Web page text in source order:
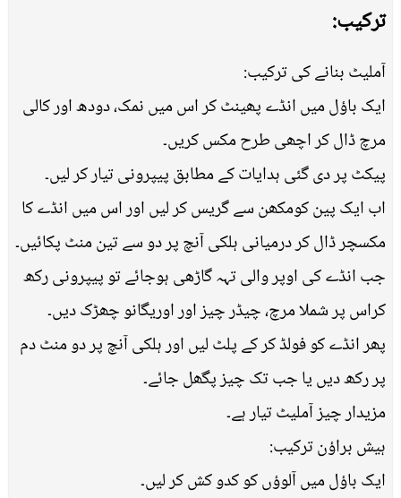
ترکیب:
آملیٹ بنانے کی ترکیب:
ایک باؤل میں انڈے پھینٹ کر اس میں نمک، دودھ اور کالی
مرچ ڈال کر اچھی طرح مکس کریں۔
پیکٹ پر دی گئی ہدایات کے مطابق پیپرونی تیار کر لیں۔
اب ایک پین کومکھن سے گریس کر لیں اور اس میں انڈے کا
مکسچر ڈال کر درمیانی ہلکی آنچ پر دو سے تین منٹ پکائیں۔
جب انڈے کی اوپر والی تہہ گاڑھی ہوجائے تو پیپرونی رکھ
کراس پر شملا مرچ، چیڈر چیز اور اوریگانو چھڑک دیں۔
پھر انڈے کو فولڈ کر کے پلٹ لیں اور ہلکی آنچ پر دو منٹ دم
پر رکھ دیں یا جب تک چیز پگھل جائے۔
مزیدار چیز آملیٹ تیار ہے۔
ہیش براؤن ترکیب:
ایک باؤل میں آلوؤں کو کدو کش کر لیں۔